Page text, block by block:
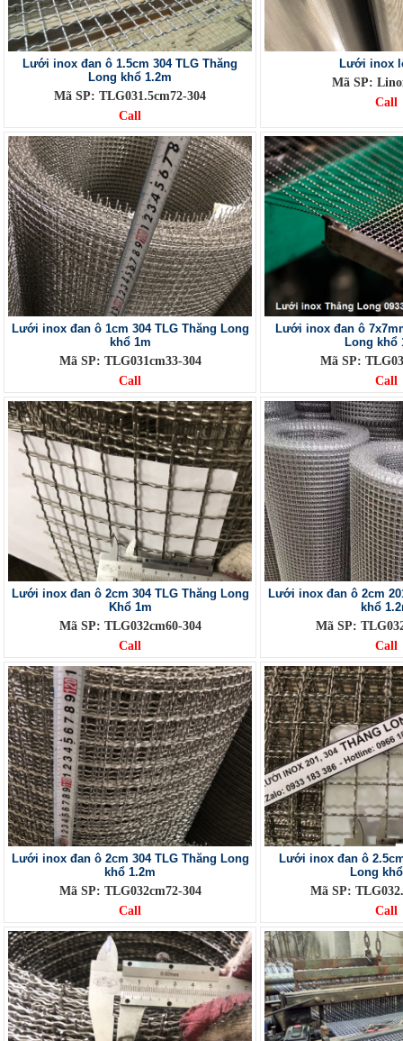
Lưới inox đan ô 1.5cm 304 TLG Thăng
Long khổ 1.2m
Mã SP: TLG031.5cm72-304
Call
Lưới inox
Mã SP:
Call
Lưới inox đan ô 1cm 304 TLG Thăng Long
khổ 1m
Mã SP: TLG031cm33-304
Call
Lưới inox đan ô
Long khổ
Mã SP:
Call
Lưới inox đan ô 2cm 304 TLG Thăng Long
Khổ 1m
Mã SP: TLG032cm60-304
Call
Lưới inox đan ô 2cm
khổ
Mã SP:
Call
Lưới inox đan ô 2cm 304 TLG Thăng Long
khổ 1.2m
Mã SP: TLG032cm72-304
Call
Lưới inox đan ô
Long
Mã SP:
Call